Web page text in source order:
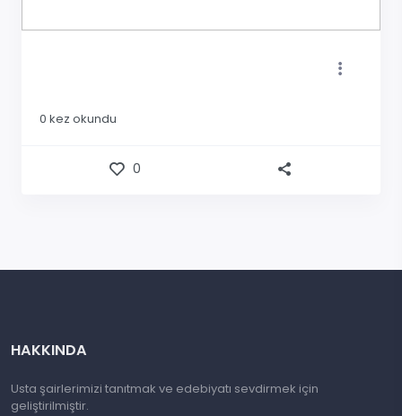
0 kez okundu
0
HAKKINDA
Usta şairlerimizi tanıtmak ve edebiyatı sevdirmek için
geliştirilmiştir.